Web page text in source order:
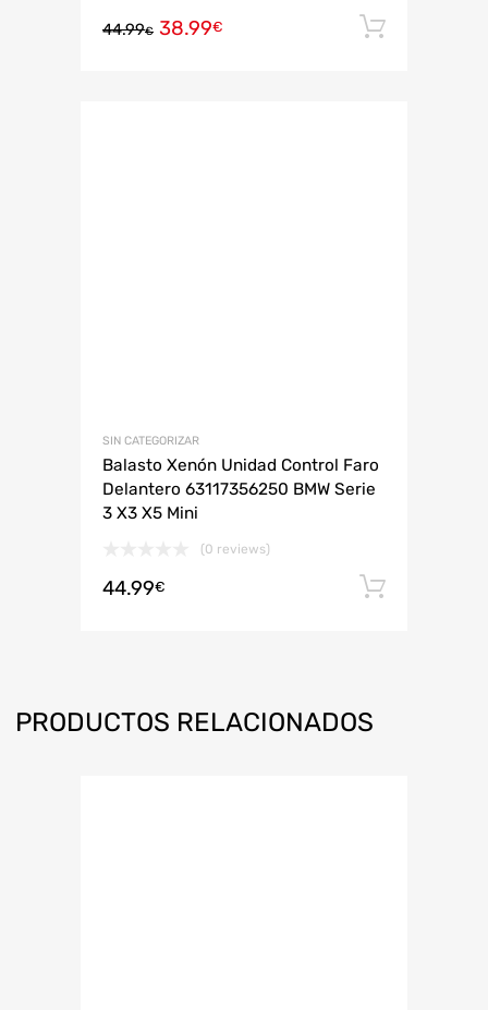
44.99€ 38.99€
SIN CATEGORIZAR
Balasto Xenón Unidad Control Faro
Delantero 63117356250 BMW Serie
3 X3 X5 Mini
(0 reviews)
44.99€
PRODUCTOS RELACIONADOS